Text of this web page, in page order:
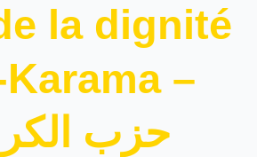
la dignité
–
حزب